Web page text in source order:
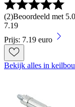
(2)Beoordeeld met
7.19
Prijs: 7.19 euro
Bekijk alles in